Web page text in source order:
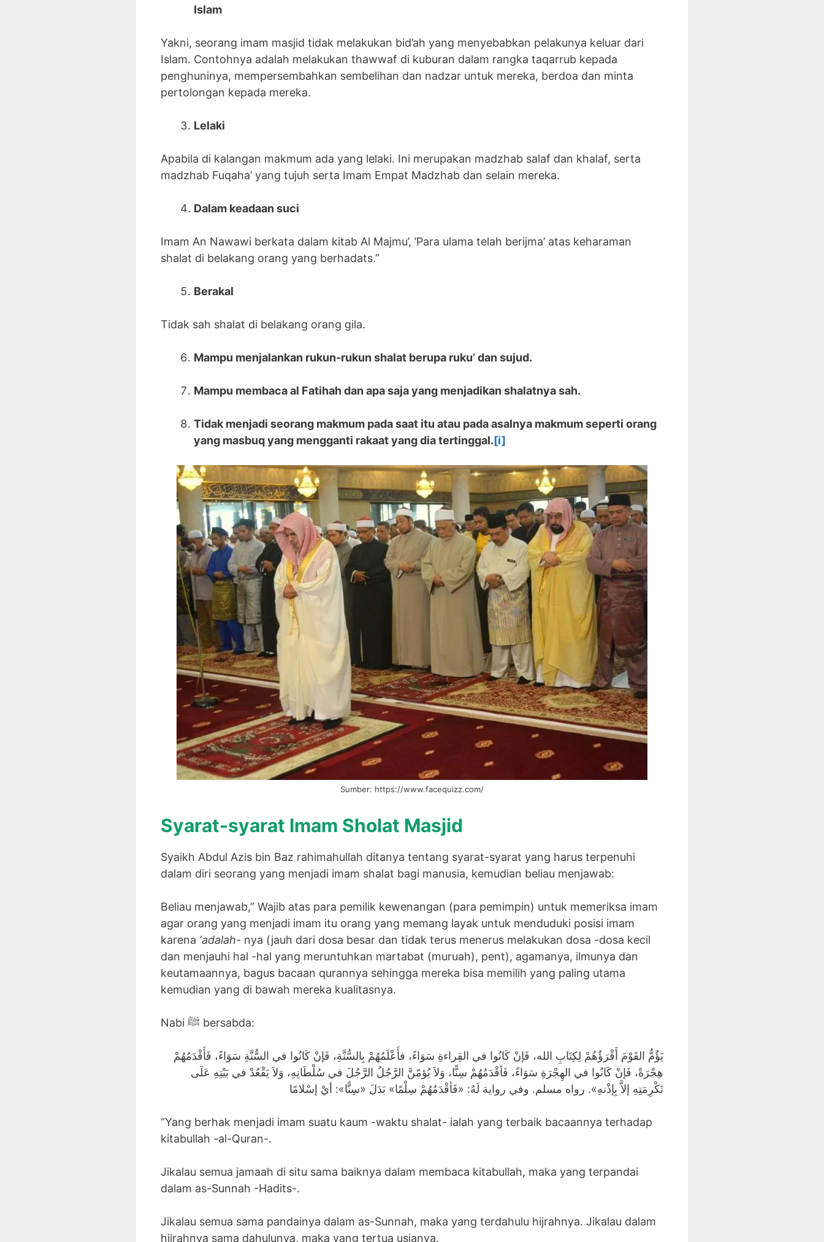
Islam
Yakni, seorang imam masjid tidak melakukan bid’ah yang menyebabkan pelakunya keluar dari
Islam. Contohnya adalah melakukan thawwaf di kuburan dalam rangka taqarrub kepada
penghuninya, mempersembahkan sembelihan dan nadzar untuk mereka, berdoa dan minta
pertolongan kepada mereka.
Lelaki
Apabila di kalangan makmum ada yang lelaki. Ini merupakan madzhab salaf dan khalaf, serta
madzhab Fuqaha’ yang tujuh serta Imam Empat Madzhab dan selain mereka.
Dalam keadaan suci
Imam An Nawawi berkata dalam kitab Al Majmu’, ’Para ulama telah berijma’ atas keharaman
shalat di belakang orang yang berhadats.”
Berakal
Tidak sah shalat di belakang orang gila.
Mampu menjalankan rukun-rukun shalat berupa ruku’ dan sujud.
Mampu membaca al Fatihah dan apa saja yang menjadikan shalatnya sah.
Tidak menjadi seorang makmum pada saat itu atau pada asalnya makmum seperti orang
yang masbuq yang mengganti rakaat yang dia tertinggal.[i]
Sumber: https://www.facequizz.com/
Syarat-syarat Imam Sholat Masjid
Syaikh Abdul Azis bin Baz rahimahullah ditanya tentang syarat-syarat yang harus terpenuhi
dalam diri seorang yang menjadi imam shalat bagi manusia, kemudian beliau menjawab:
Beliau menjawab,” Wajib atas para pemilik kewenangan (para pemimpin) untuk memeriksa imam
agar orang yang menjadi imam itu orang yang memang layak untuk menduduki posisi imam
karena ‘adalah- nya (jauh dari dosa besar dan tidak terus menerus melakukan dosa -dosa kecil
dan menjauhi hal -hal yang meruntuhkan martabat (muruah), pent), agamanya, ilmunya dan
keutamaannya, bagus bacaan qurannya sehingga mereka bisa memilih yang paling utama
kemudian yang di bawah mereka kualitasnya.
Nabi ﷺ bersabda:
يَؤُمُّ القَوْمَ أَقْرَؤُهُمْ لِكِتَابِ الله، فَإنْ كَانُوا في القِراءةِ سَوَاءً، فأَعْلَمُهُمْ بِالسُّنَّةِ، فَإنْ كَانُوا في السُّنَّةِ سَوَاءً، فَأَقْدَمُهُمْ
هِجْرَةً، فَإنْ كَانُوا في الهِجْرَةِ سَوَاءً، فَأقْدَمُهُمْ سِنًّا، وَلاَ يُؤمّنَّ الرَّجُلُ الرَّجُلَ في سُلْطَانِهِ، وَلاَ يَقْعُدْ في بَيْتِهِ عَلَى
تَكْرِمَتِهِ إلاَّ بِإذْنهِ». رواه مسلم. وفي رواية لَهُ: «فَأقْدَمُهُمْ سِلْمًا» بَدَلَ «سِنًّا»: أيْ إسْلامًا
“Yang berhak menjadi imam suatu kaum -waktu shalat- ialah yang terbaik bacaannya terhadap
kitabullah -al-Quran-.
Jikalau semua jamaah di situ sama baiknya dalam membaca kitabullah, maka yang terpandai
dalam as-Sunnah -Hadits-.
Jikalau semua sama pandainya dalam as-Sunnah, maka yang terdahulu hijrahnya. Jikalau dalam
hijrahnya sama dahulunya, maka yang tertua usianya.